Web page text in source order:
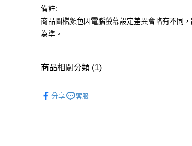
【注意事項】
1.本服務係由「台灣大哥大股份有限公司」（以下簡稱
用戶於交易時，得透過本服務購買商品或服務，並由商
資料（包含姓名、電話或地址）提供予台灣大哥大進項
２．訂單成立數日內，您將收到繳費通知簡訊。
３．收到繳費通知簡訊後14天內，點擊此簡訊中的連
／ATM／網路銀行／等多元方式進行付款，方視為交
※ 請注意：結帳手續完成當下不需立刻繳費，但若您
是否繳費成功／繳費後需取消欲退款等相關疑問，請聯
【注意事項】
付款後7-11取貨
每筆NT$70，滿NT$899(含以上)免運費
宅配
京站台北店客服中心(1F星巴克旁) 即日起不提
免運費
備註:
商品圖檔顏色因電腦螢幕設定差異會略有不同
為準。
商品相關分類 (1)
分享
客服